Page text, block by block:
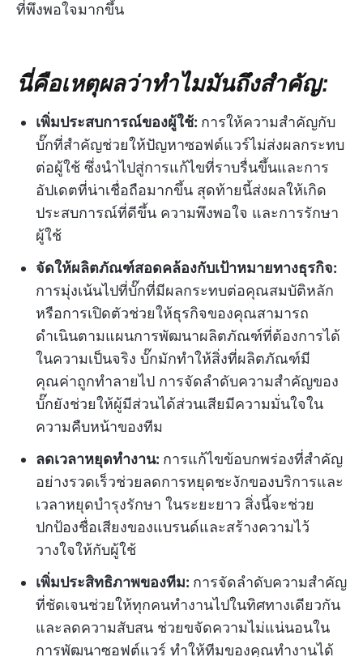
ที่พึงพอใจมากขึ้น
นี่คือเหตุผลว่าทำไมมันถึงสำคัญ:
เพิ่มประสบการณ์ของผู้ใช้: การให้ความสำคัญกับ
บั๊กที่สำคัญช่วยให้ปัญหาซอฟต์แวร์ไม่ส่งผลกระทบ
ต่อผู้ใช้ ซึ่งนำไปสู่การแก้ไขที่ราบรื่นขึ้นและการ
อัปเดตที่น่าเชื่อถือมากขึ้น สุดท้ายนี้ส่งผลให้เกิด
ประสบการณ์ที่ดีขึ้น ความพึงพอใจ และการรักษา
ผู้ใช้
จัดให้ผลิตภัณฑ์สอดคล้องกับเป้าหมายทางธุรกิจ:
การมุ่งเน้นไปที่บั๊กที่มีผลกระทบต่อคุณสมบัติหลัก
หรือการเปิดตัวช่วยให้ธุรกิจของคุณสามารถ
ดำเนินตามแผนการพัฒนาผลิตภัณฑ์ที่ต้องการได้
ในความเป็นจริง บั๊กมักทำให้สิ่งที่ผลิตภัณฑ์มี
คุณค่าถูกทำลายไป การจัดลำดับความสำคัญของ
บั๊กยังช่วยให้ผู้มีส่วนได้ส่วนเสียมีความมั่นใจใน
ความคืบหน้าของทีม
ลดเวลาหยุดทำงาน: การแก้ไขข้อบกพร่องที่สำคัญ
อย่างรวดเร็วช่วยลดการหยุดชะงักของบริการและ
เวลาหยุดบำรุงรักษา ในระยะยาว สิ่งนี้จะช่วย
ปกป้องชื่อเสียงของแบรนด์และสร้างความไว้
วางใจให้กับผู้ใช้
เพิ่มประสิทธิภาพของทีม: การจัดลำดับความสำคัญ
ที่ชัดเจนช่วยให้ทุกคนทำงานไปในทิศทางเดียวกัน
และลดความสับสน ช่วยขจัดความไม่แน่นอนใน
การพัฒนาซอฟต์แวร์ ทำให้ทีมของคุณทำงานได้